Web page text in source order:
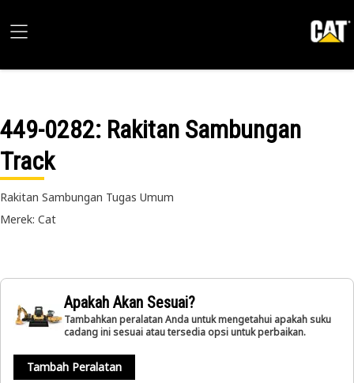
449-0282: Rakitan Sambungan
Track
Rakitan Sambungan Tugas Umum
Merek: Cat
Apakah Akan Sesuai?
Tambahkan peralatan Anda untuk mengetahui apakah suku
cadang ini sesuai atau tersedia opsi untuk perbaikan.
Tambah Peralatan